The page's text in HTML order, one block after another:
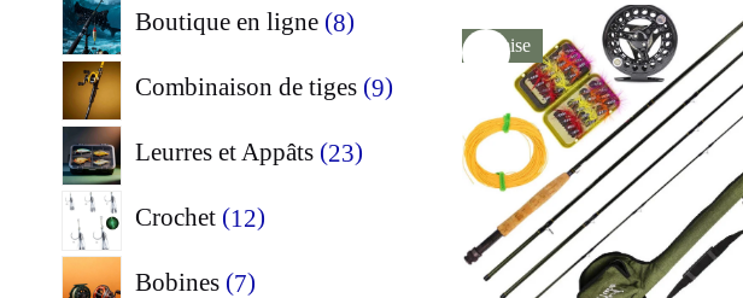
Remise
Boutique en ligne 88
Combinaison de tiges 99
Leurres et Appâts 2323
Crochet 1212
Bobines 77